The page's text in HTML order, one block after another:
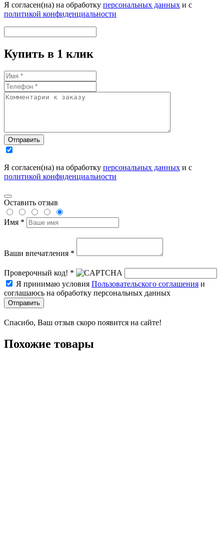
Я согласен(на) на обработку персональных данных и с
политикой конфиденциальности
Купить в 1 клик
Отправить
Я согласен(на) на обработку персональных данных и с
политикой конфиденциальности
Оставить отзыв
Имя *
Ваши впечатления *
Проверочный код! *
Я принимаю условия Пользовательского соглашения и
соглашаюсь на обработку персональных данных
Отправить
Спасибо, Ваш отзыв скоро появится на сайте!
Похожие товары